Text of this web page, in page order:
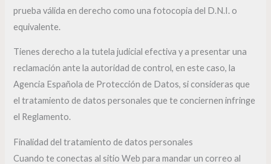
prueba válida en derecho como una fotocopia del D.N.I. o
equivalente.
Tienes derecho a la tutela judicial efectiva y a presentar una
reclamación ante la autoridad de control, en este caso, la
Agencia Española de Protección de Datos, si consideras que
el tratamiento de datos personales que te conciernen infringe
el Reglamento.
Finalidad del tratamiento de datos personales
Cuando te conectas al sitio Web para mandar un correo al